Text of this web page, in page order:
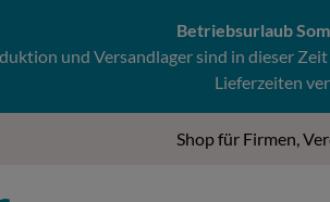
Betriebsurlaub
und Versandlager sind in dieser
Lieferzeiten
Shop für Firmen,